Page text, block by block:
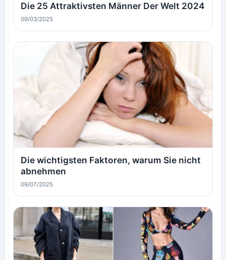
Die 25 Attraktivsten Männer Der Welt 2024
09/03/2025
Die wichtigsten Faktoren, warum Sie nicht
abnehmen
09/07/2025